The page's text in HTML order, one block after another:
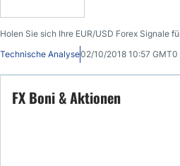
Holen Sie sich Ihre EUR/USD Forex Signale
Technische Analyse02/10/2018 10:57 GMT0
FX Boni & Aktionen